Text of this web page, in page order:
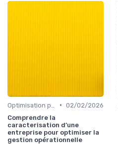
• 02/02/2026
Comprendre la
caracterisation d’une
entreprise pour optimiser la
gestion opérationnelle